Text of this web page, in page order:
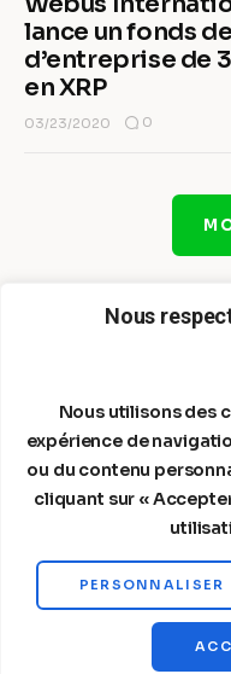
Nous
Nous utilisons des
expérience de
ou du contenu
cliquant sur «
PERSONNALISER
lance un fonds
d’entreprise de
en XRP
03/23/2020 0